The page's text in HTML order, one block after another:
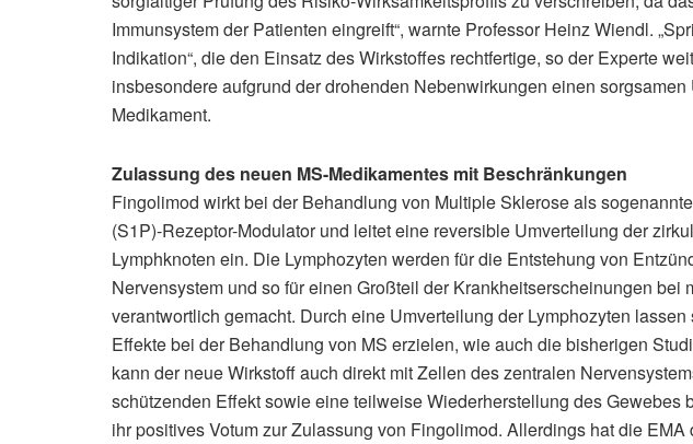
Immunsystem der Patienten eingreift“, warnte Professor Heinz Wiendl.
Indikation“, die den Einsatz des Wirkstoffes rechtfertige, so der Experte
insbesondere aufgrund der drohenden Nebenwirkungen einen
Medikament.
Zulassung des neuen MS-Medikamentes mit Beschränkungen
Fingolimod wirkt bei der Behandlung von Multiple Sklerose als
(S1P)-Rezeptor-Modulator und leitet eine reversible Umverteilung der
Lymphknoten ein. Die Lymphozyten werden für die Entstehung von
Nervensystem und so für einen Großteil der Krankheitserscheinungen bei
verantwortlich gemacht. Durch eine Umverteilung der Lymphozyten
Effekte bei der Behandlung von MS erzielen, wie auch die bisherigen
kann der neue Wirkstoff auch direkt mit Zellen des zentralen
schützenden Effekt sowie eine teilweise Wiederherstellung des Gewebes
ihr positives Votum zur Zulassung von Fingolimod. Allerdings hat die